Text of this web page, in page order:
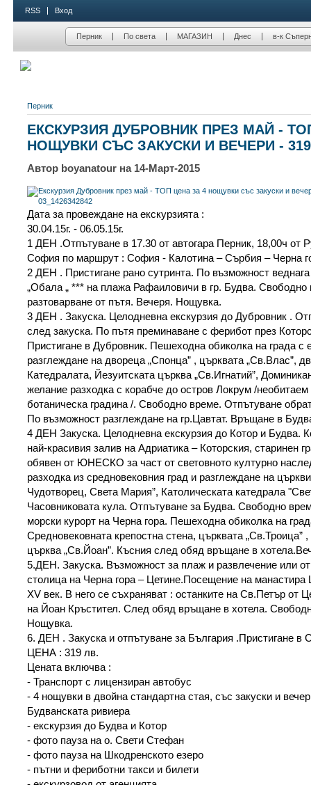
RSS Вход
Перник По света МАГАЗИН Днес в-к
Перник
ЕКСКУРЗИЯ ДУБРОВНИК ПРЕЗ МАЙ -
НОЩУВКИ СЪС ЗАКУСКИ И ВЕЧЕРИ -
Автор boyanatour на 14-Март-2015
Дата за провеждане на екскурзията :
30.04.15г. - 06.05.15г.
1 ДЕН .Отпътуване в 17.30 от автогара Перник, 18,00ч от
София по маршрут : София - Калотина – Сърбия – Черна
2 ДЕН . Пристигане рано сутринта. По възможност
„Обала „ *** на плажа Рафаиловичи в гр. Будва. Свободно
разтоварване от пътя. Вечеря. Нощувка.
3 ДЕН . Закуска. Целодневна екскурзия до Дубровник .
след закуска. По пътя преминаване с ферибот през
Пристигане в Дубровник. Пешеходна обиколка на града с
разглеждане на двореца „Спонца” , църквата „Св.Влас”,
Катедралата, Йезуитската църква „Св.Игнатий”,
желание разходка с корабче до остров Локрум /необитаем
ботаническа градина /. Свободно време. Отпътуване
По възможност разглеждане на гр.Цавтат. Връщане в
4 ДЕН Закуска. Целодневна екскурзия до Котор и Будва.
най-красивия залив на Адриатика – Которския, старинен
обявен от ЮНЕСКО за част от световното културно
разходка из средновековния град и разглеждане на
Чудотворец, Света Мария”, Католическата катедрала
Часовниковата кула. Отпътуване за Будва. Свободно
морски курорт на Черна гора. Пешеходна обиколка на
Средновековната крепостна стена, църквата „Св.Троица”
църква „Св.Йоан”. Късния след обяд връщане в
5.ДЕН. Закуска. Възможност за плаж и развлечение или
столица на Черна гора – Цетине.Посещение на манастира
XV век. В него се съхраняват : останките на Св.Петър от
на Йоан Кръстител. След обяд връщане в хотела.
Нощувка.
6. ДЕН . Закуска и отпътуване за България .Пристигане в
ЦЕНА : 319 лв.
Цената включва :
- Транспорт с лицензиран автобус
- 4 нощувки в двойна стандартна стая, със закуски и
Будванската ривиера
- екскурзия до Будва и Котор
- фото пауза на о. Свети Стефан
- фото пауза на Шкодренското езеро
- пътни и фериботни такси и билети